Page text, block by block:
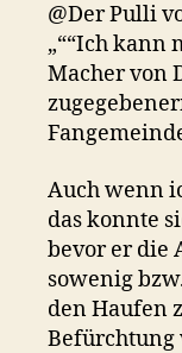
@Der Pulli
„““Ich kann
Macher von
Auch wenn
das konnte
bevor er die
sowenig
den Haufen
Befürchtung